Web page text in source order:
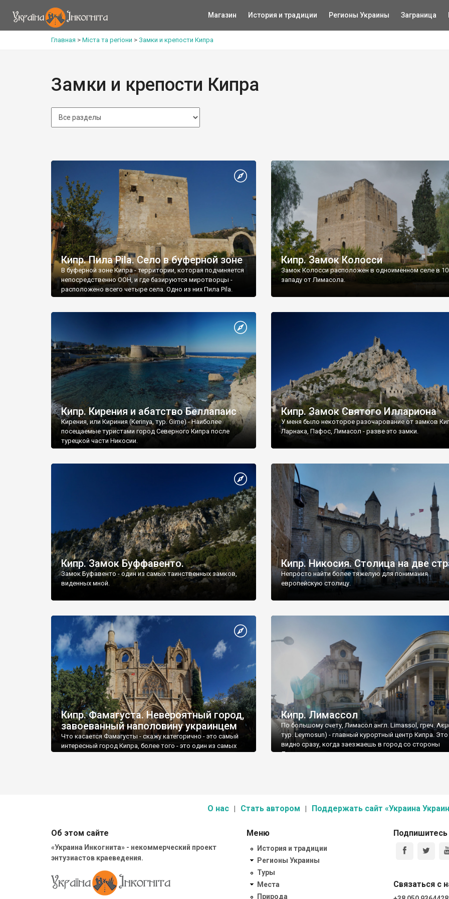
Магазин История и традиции Регионы Украины Заграница
Главная > Міста та регіони > Замки и крепости Кипра
Замки и крепости Кипра
Кипр. Пила Pila. Село в буферной зоне
В буферной зоне Кипра - территории, которая подчиняется
непосредственно ООН, и где базируются миротворцы -
расположено всего четыре села. Одно из них Пила Pila.
Кипр. Замок Колосси
Замок Колосси расположен в одноименном селе в
западу от Лимасола.
Кипр. Кирения и абатство Беллапаис
Кирения, или Кириния (Kerinya, тур. Girne) - Наиболее
посещаемые туристами город Северного Кипра после
турецкой части Никосии.
Кипр. Замок Святого Иллариона
У меня было некоторое разочарование от замков
Ларнака, Пафос, Лимасол - разве это замки.
Кипр. Замок Буффавенто.
Замок Буфавенто - один из самых таинственных замков,
виденных мной.
Кипр. Никосия. Столица на две
Непросто найти более тяжелую для понимания
европейскую столицу.
Кипр. Фамагуста. Невероятный город,
завоеванный наполовину украинцем
Что касается Фамагусты - скажу категорично - это самый
интересный город Кипра, более того - это один из самых
Кипр. Лимассол
По большому счету, Лимасол англ. Limassol, греч.
тур. Leymosun) - главный курортный центр Кипра. Это
видно сразу, когда заезжаешь в город со стороны
Ларнаки.
О нас Стать автором Поддержать сайт «Украина
Об этом сайте
«Украина Инкогнита» - некоммерческий проект
энтузиастов краеведения.
Меню
История и традиции
Регионы Украины
Туры
Места
Природа
Подпишитесь
Связаться с